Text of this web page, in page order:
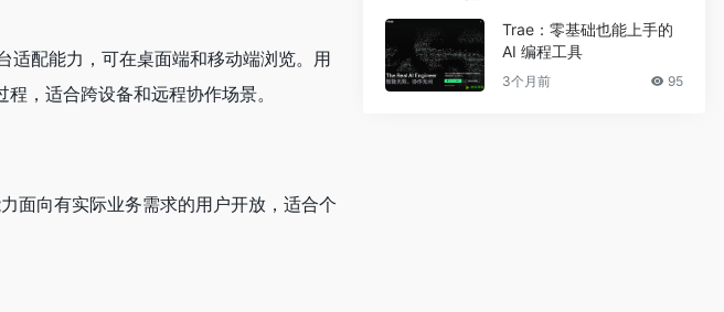
适配能力，可在桌面端和移动端浏览。用
，适合跨设备和远程协作场景。
面向有实际业务需求的用户开放，适合个
Trae：零基础也能上手的
AI 编程工具
3个月前 95